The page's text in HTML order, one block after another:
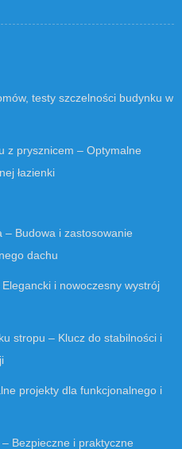
testy szczelności budynku w
z prysznicem – Optymalne
łazienki
– Budowa i zastosowanie
dachu
Elegancki i nowoczesny wystrój
stropu – Klucz do stabilności i
projekty dla funkcjonalnego i
Bezpieczne i praktyczne